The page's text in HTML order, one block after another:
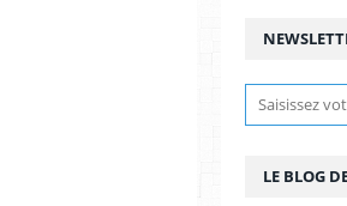
LE BLOG